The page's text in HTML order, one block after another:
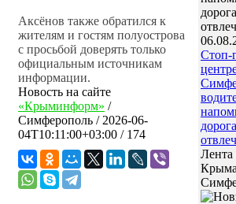
Аксёнов также обратился к
жителям и гостям полуострова
с просьбой доверять только
официальным источникам
информации.
Новость на сайте
«Крыминформ» /
Симферополь / 2026-06-
04T10:11:00+03:00 / 174
Стоп-
Лента
Крыма